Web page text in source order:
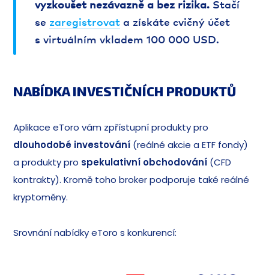
vyzkoušet nezávazně a bez rizika. Stačí
se zaregistrovat a získáte cvičný účet
s virtuálním vkladem 100 000 USD.
NABÍDKA INVESTIČNÍCH PRODUKTŮ
Aplikace eToro vám zpřístupní produkty pro
dlouhodobé investování (reálné akcie a ETF fondy)
a produkty pro spekulativní obchodování (CFD
kontrakty). Kromě toho broker podporuje také reálné
kryptoměny.
Srovnání nabídky eToro s konkurencí: